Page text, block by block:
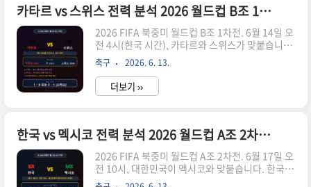
완전히 자리매김했습니다.이 두 팀의 맞대결은 단
순한 C조 1차전을 넘어 이번 대회 최대 빅매치 중
하나로 손꼽힙니다. 브라질과 모로코는 과거 두 차
례 맞붙었는데 가장 최근인 2023년 3월 친선 경기
에서는 모로코가 브라질을 2-1로 꺾는 이변을 연출
하기도 했습니다. 역대 전적이 동률인 두 팀의 자존
심..
카타르 vs 스위스 전력 분석 2026 월드컵 B조 1차전 승부 예측과 관전 포인트"
2026 FIFA 북중미 월드컵 B조 1차전. 6월 14일 오
전 4시(한국 시간), 카타르와 스위스가 맞붙습니다.
새벽 4시라는 시간대가 부담스럽지만, 이 경기는 B
조 전체의 판도를 결정하는 중요한 첫 단추입니다.
카타르는 아시아 대표 강호로 자국에서 열린 2022
월드컵 이후 완전히 탈바꿈한 팀입니다. 반면 스위
을지, 아니면 스위스의 안정적인 전력이 빛을 발할
지 냉정하게 분석해 드리겠습니다.B조는 대부분의
분석 매체에서 이번 대회 최약 조로 평가받고 있습
니다. 캐나다, 스위스, 카타르, 보스니아로 구성된
B조는 확실한 강팀이 없는 1강 3중의 구도입니다.
축구 2026. 6. 13.
더보기 ››
한국 vs 멕시코 전력 분석 2026 월드컵 A조 2차전 승부 예측과 관전 포인트
2026 FIFA 북중미 월드컵 A조 2차전. 6월 17일 오
전 10시, 대한민국이 멕시코와 맞붙습니다. 한국은
체코전에서 극적인 역전승을 거두며 기세를 올렸